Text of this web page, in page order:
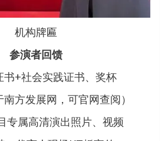
机构牌匾
参演者回馈
书+社会实践证书、奖杯
南方发展网，可官网查阅）
专属高清演出照片、视频